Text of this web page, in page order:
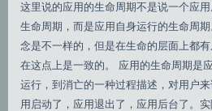
这里说的应用的生命周期不是说一个应
生命周期，而是应用自身运行的生命周
念是不一样的，但是在生命的层面上都
在这点上是一致的。 应用的生命周期是
运行，到消亡的一种过程描述，对用户
用启动了，应用退出了，应用后台了。